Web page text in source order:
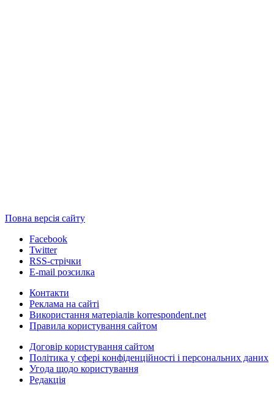
Повна версія сайту
Facebook
Twitter
RSS-стрічки
E-mail розсилка
Контакти
Реклама на сайті
Використання матеріалів korrespondent.net
Правила користування сайтом
Договір користування сайтом
Політика у сфері конфіденційності і персональних даних
Угода щодо користування
Редакція